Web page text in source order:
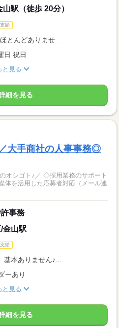
駅（徒歩 20分）
給
とんどありませ...
日 祝日
と見る
細を見る
大手商社の人事事務◎
オシゴト♪／ ◇採用業務のサポート
体を活用した応募者対応（メール連
事務
金山駅
給
本ありません♪...
ーあり
と見る
細を見る